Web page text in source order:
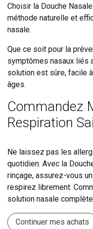
Choisir la Douche
méthode naturelle et
nasale.
Que ce soit pour la
symptômes nasaux liés
solution est sûre, facile
âges.
Commandez
Respiration
Ne laissez pas les
quotidien. Avec la
rinçage, assurez-vous
respirez librement.
solution nasale
Continuer mes achats